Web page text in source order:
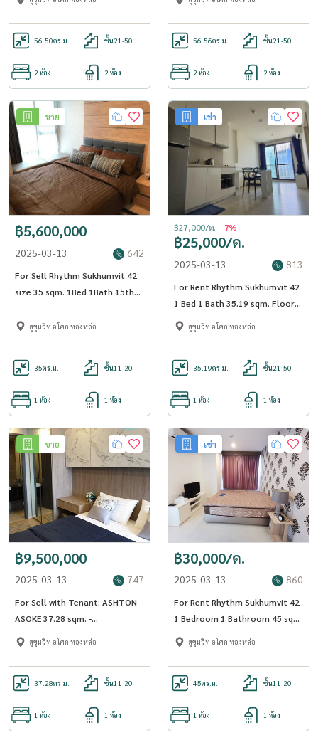
56.50ตร.ม. ชั้น21-50
2 ห้อง 2 ห้อง
56.56ตร.ม. ชั้น21-50
2 ห้อง 2 ห้อง
ขาย
฿5,600,000
2025-03-13 642
For Sell Rhythm Sukhumvit 42
size 35 sqm. 1Bed 1Bath 15th
OJ_187_RT42
สุขุมวิท อโศก ทองหล่อ
35ตร.ม. ชั้น11-20
1 ห้อง 1 ห้อง
เช่า
฿25,000/ด.
฿27,000/ด. -7%
2025-03-13 813
For Rent Rhythm Sukhumvit 42
1 Bed 1 Bath 35.19 sqm. Floor
21 - OJ_017_RT42
สุขุมวิท อโศก ทองหล่อ
35.19ตร.ม. ชั้น21-50
1 ห้อง 1 ห้อง
ขาย
฿9,500,000
2025-03-13 747
For Sell with Tenant: ASHTON
ASOKE 37.28 sqm. -
OJ_137_ATAS
สุขุมวิท อโศก ทองหล่อ
37.28ตร.ม. ชั้น11-20
1 ห้อง 1 ห้อง
เช่า
฿30,000/ด.
2025-03-13 860
For Rent Rhythm Sukhumvit 42
1 Bedroom 1 Bathroom 45 sqm
Floor 17 Fully furnished -
OJ_175_RT42
สุขุมวิท อโศก ทองหล่อ
45ตร.ม. ชั้น11-20
1 ห้อง 1 ห้อง